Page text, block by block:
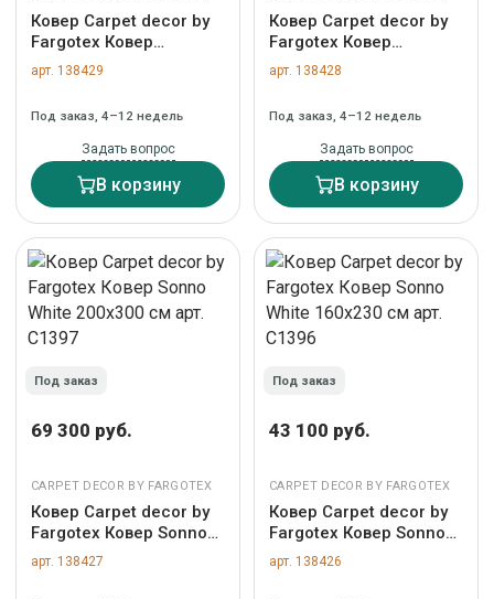
Ковер Carpet decor by
Fargotex Ковер
Orchidea Autumn
200х300 см арт. C1401
арт. 138429
Под заказ, 4–12 недель
Задать вопрос
В корзину
Ковер Carpet decor by
Fargotex Ковер
Orchidea Autumn
160х230 см арт. C1400
арт. 138428
Под заказ, 4–12 недель
Задать вопрос
В корзину
Под заказ
69 300 руб.
CARPET DECOR BY FARGOTEX
Ковер Carpet decor by
Fargotex Ковер Sonno
White 200х300 см арт.
C1397
арт. 138427
Под заказ
43 100 руб.
CARPET DECOR BY FARGOTEX
Ковер Carpet decor by
Fargotex Ковер Sonno
White 160x230 см арт.
C1396
арт. 138426